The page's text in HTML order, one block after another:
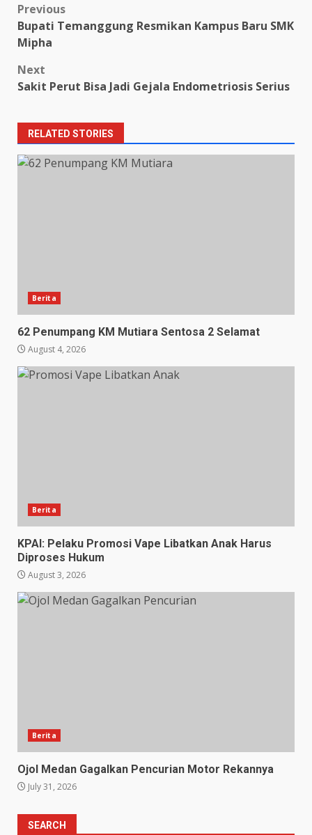
Post
navigation
Previous
Bupati Temanggung Resmikan Kampus Baru SMK
Mipha
Next
Sakit Perut Bisa Jadi Gejala Endometriosis Serius
RELATED STORIES
Berita
62 Penumpang KM Mutiara Sentosa 2 Selamat
August 4, 2026
Berita
KPAI: Pelaku Promosi Vape Libatkan Anak Harus
Diproses Hukum
August 3, 2026
Berita
Ojol Medan Gagalkan Pencurian Motor Rekannya
July 31, 2026
SEARCH